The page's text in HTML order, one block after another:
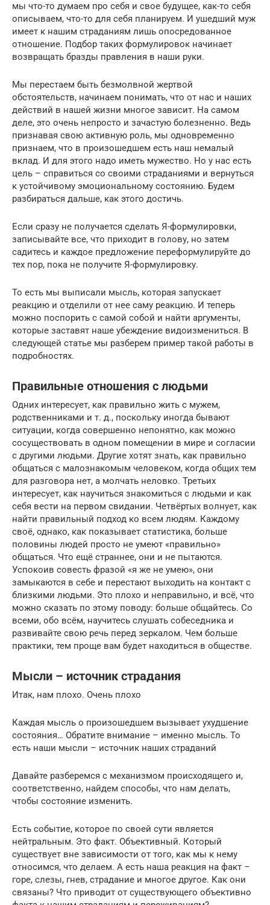
мы что-то думаем про себя и свое будущее, как-то себя
описываем, что-то для себя планируем. И ушедший муж
имеет к нашим страданиям лишь опосредованное
отношение. Подбор таких формулировок начинает
возвращать бразды правления в наши руки.
Мы перестаем быть безмолвной жертвой
обстоятельств, начинаем понимать, что от нас и наших
действий в нашей жизни многое зависит. На самом
деле, это очень непросто и зачастую болезненно. Ведь
признавая свою активную роль, мы одновременно
признаем, что в произошедшем есть наш немалый
вклад. И для этого надо иметь мужество. Но у нас есть
цель – справиться со своими страданиями и вернуться
к устойчивому эмоциональному состоянию. Будем
разбираться дальше, как этого достичь.
Если сразу не получается сделать Я-формулировки,
записывайте все, что приходит в голову, но затем
садитесь и каждое предложение переформулируйте до
тех пор, пока не получите Я-формулировку.
То есть мы выписали мысль, которая запускает
реакцию и отделили от нее саму реакцию. И теперь
можно поспорить с самой собой и найти аргументы,
которые заставят наше убеждение видоизмениться. В
следующей статье мы разберем пример такой работы в
подробностях.
Правильные отношения с людьми
Одних интересует, как правильно жить с мужем,
родственниками и т. д., поскольку иногда бывают
ситуации, когда совершенно непонятно, как можно
сосуществовать в одном помещении в мире и согласии
с другими людьми. Другие хотят знать, как правильно
общаться с малознакомым человеком, когда общих тем
для разговора нет, а молчать неловко. Третьих
интересует, как научиться знакомиться с людьми и как
себя вести на первом свидании. Четвёртых волнует, как
найти правильный подход ко всем людям. Каждому
своё, однако, как показывает статистика, больше
половины людей просто не умеют «правильно»
общаться. Что ещё страннее, они и не пытаются.
Успокоив совесть фразой «я же не умею», они
замыкаются в себе и перестают выходить на контакт с
близкими людьми. Это плохо и неправильно, и всё, что
можно сказать по этому поводу: больше общайтесь. Со
всеми, обо всём, научитесь слушать собеседника и
развивайте свою речь перед зеркалом. Чем больше
практики, тем проще вам будет находиться в обществе.
Мысли – источник страдания
Итак, нам плохо. Очень плохо
Каждая мысль о произошедшем вызывает ухудшение
состояния… Обратите внимание – именно мысль. То
есть наши мысли – источник наших страданий
Давайте разберемся с механизмом происходящего и,
соответственно, найдем способы, что нам делать,
чтобы состояние изменить.
Есть событие, которое по своей сути является
нейтральным. Это факт. Объективный. Который
существует вне зависимости от того, как мы к нему
относимся, что делаем. А есть наша реакция на факт –
горе, слезы, гнев, страдание и многое другое. Как они
связаны? Что приводит от существующего объективно